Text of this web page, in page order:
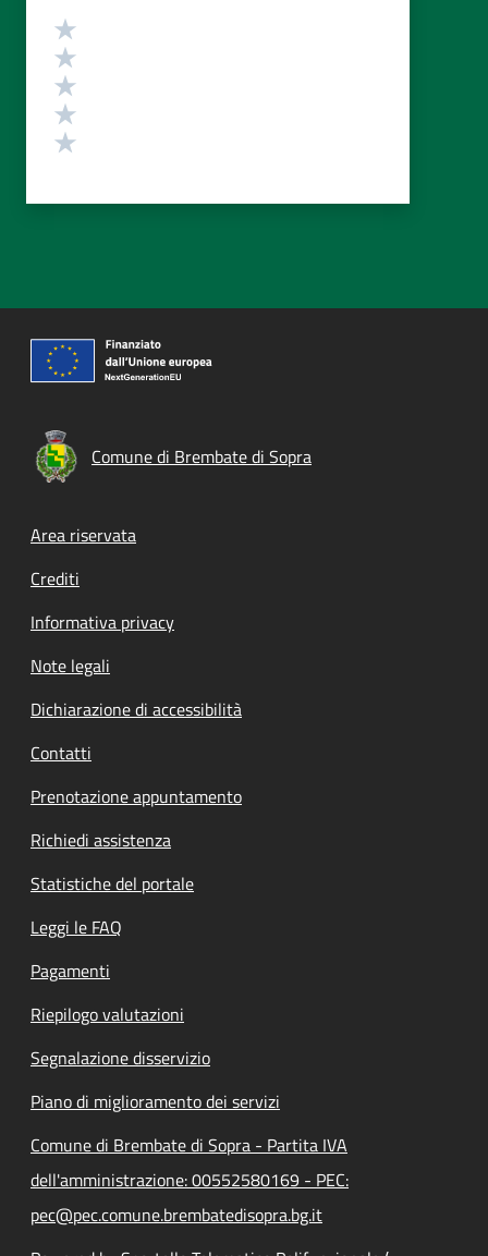
Valutazione
Comune di Brembate di Sopra
Footer menu
Area riservata
Crediti
Informativa privacy
Note legali
Dichiarazione di accessibilità
Contatti
Prenotazione appuntamento
Richiedi assistenza
Statistiche del portale
Leggi le FAQ
Pagamenti
Riepilogo valutazioni
Segnalazione disservizio
Piano di miglioramento dei servizi
Comune di Brembate di Sopra - Partita IVA
dell'amministrazione: 00552580169 - PEC:
pec@pec.comune.brembatedisopra.bg.it